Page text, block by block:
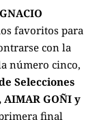
favoritos para
con la
número cinco,
Selecciones
AIMAR GOÑI y
final